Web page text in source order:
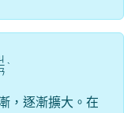
ˋ
，逐漸擴大。在